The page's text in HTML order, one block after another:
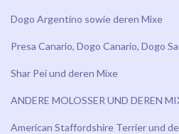
Dogo Argentino sowie deren Mixe
Presa Canario, Dogo Canario, Dogo
Shar Pei und deren Mixe
ANDERE MOLOSSER UND DEREN
American Staffordshire Terrier und